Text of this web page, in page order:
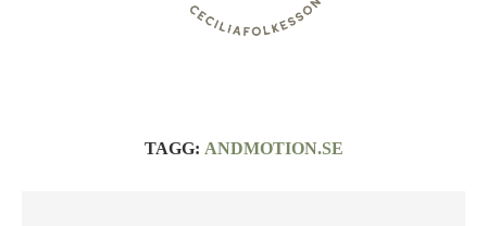
TAGG: ANDMOTION.SE